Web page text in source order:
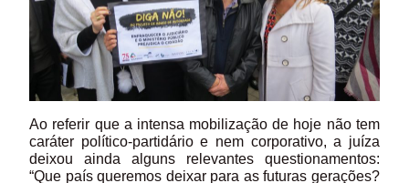
Ao referir que a intensa mobilização de hoje não tem
caráter político-partidário e nem corporativo, a juíza
deixou ainda alguns relevantes questionamentos:
“Que país queremos deixar para as futuras gerações?